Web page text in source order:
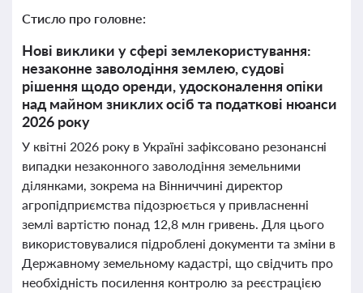
Стисло про головне:
Нові виклики у сфері землекористування:
незаконне заволодіння землею, судові
рішення щодо оренди, удосконалення опіки
над майном зниклих осіб та податкові нюанси
2026 року
У квітні 2026 року в Україні зафіксовано резонансні
випадки незаконного заволодіння земельними
ділянками, зокрема на Вінниччині директор
агропідприємства підозрюється у привласненні
землі вартістю понад 12,8 млн гривень. Для цього
використовувалися підроблені документи та зміни в
Державному земельному кадастрі, що свідчить про
необхідність посилення контролю за реєстрацією